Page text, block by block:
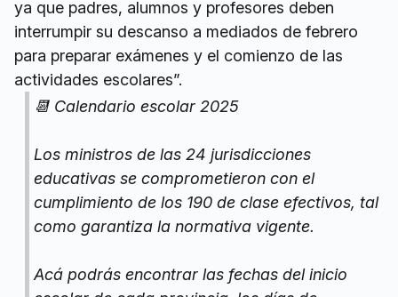
ya que padres, alumnos y profesores deben
interrumpir su descanso a mediados de febrero
para preparar exámenes y el comienzo de las
actividades escolares”.
📆 Calendario escolar 2025
Los ministros de las 24 jurisdicciones
educativas se comprometieron con el
cumplimiento de los 190 de clase efectivos, tal
como garantiza la normativa vigente.
Acá podrás encontrar las fechas del inicio